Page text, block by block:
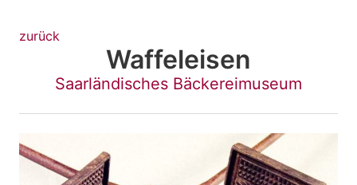
zurück
Waffeleisen
Saarländisches Bäckereimuseum